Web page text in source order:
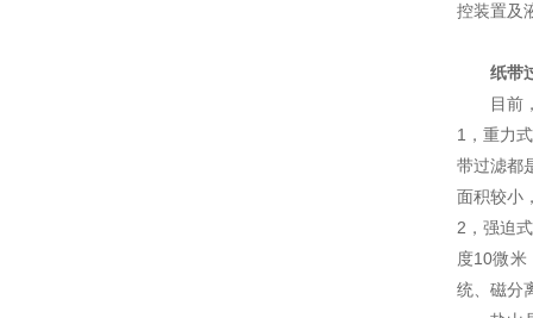
控装置及
纸带
目前
1，重力
带过滤都
面积较小
2，强迫
度10微米
统、磁分